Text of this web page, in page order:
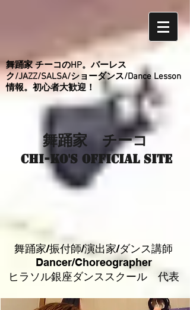
舞踊家 チーコのHP。バーレス
ク/JAZZ/SALSA/ショーダンス/Dance Lesson
情報。初心者大歓迎！
舞踊家 チーコ
Chi-ko's Official site
舞踊家/振付師/演出家/ダンス講師
Dancer/Choreographer
​​ヒラソル銀座ダンススクール 代表